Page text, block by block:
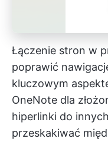
Łączenie stron w
poprawić
kluczowym
OneNote dla
hiperlinki do
przeskakiwać